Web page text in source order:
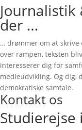
der ...
… drømmer om at skrive
over rampen, teksten
interesserer dig for
medieudvikling. Og dig,
demokratiske samtale.
Kontakt os
Studierejse